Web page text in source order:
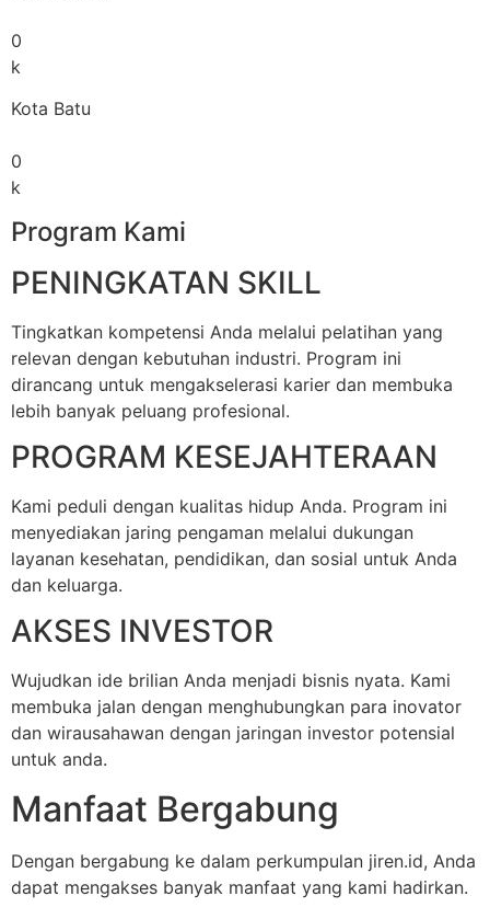
0
k
Kota Batu
0
k
Program Kami
PENINGKATAN SKILL
Tingkatkan kompetensi Anda melalui pelatihan yang
relevan dengan kebutuhan industri. Program ini
dirancang untuk mengakselerasi karier dan membuka
lebih banyak peluang profesional.
PROGRAM KESEJAHTERAAN
Kami peduli dengan kualitas hidup Anda. Program ini
menyediakan jaring pengaman melalui dukungan
layanan kesehatan, pendidikan, dan sosial untuk Anda
dan keluarga.
AKSES INVESTOR
Wujudkan ide brilian Anda menjadi bisnis nyata. Kami
membuka jalan dengan menghubungkan para inovator
dan wirausahawan dengan jaringan investor potensial
untuk anda.
Manfaat Bergabung
Dengan bergabung ke dalam perkumpulan jiren.id, Anda
dapat mengakses banyak manfaat yang kami hadirkan.